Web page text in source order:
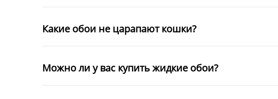
Какие обои не царапают кошки?
Можно ли у вас купить жидкие обои?